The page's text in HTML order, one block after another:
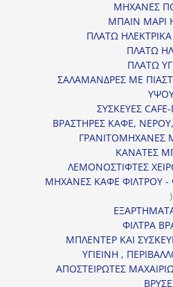
ΜΗΧΑΝΕΣ
ΜΠΑΙΝ ΜΑΡΙ
ΠΛΑΤΩ ΗΛΕΚΤΡΙΚΑ
ΠΛΑΤΩ
ΠΛΑΤΩ
ΣΑΛΑΜΑΝΔΡΕΣ ΜΕ
ΣΥΣΚΕΥΕΣ
ΒΡΑΣΤΗΡΕΣ ΚΑΦΕ,
ΓΡΑΝΙΤΟΜΗΧΑΝΕΣ
ΚΑΝΑΤΕΣ
ΛΕΜΟΝΟΣΤΙΦΤΕΣ
ΜΗΧΑΝΕΣ ΚΑΦΕ ΦΙΛΤΡΟΥ -
16
ΦΙΛΤΡΑ
ΜΠΛΕΝΤΕΡ ΚΑΙ
ΥΓΙΕΙΝΗ ,
ΑΠΟΣΤΕΙΡΩΤΕΣ